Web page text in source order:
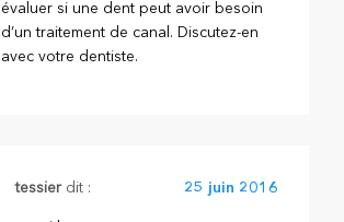
évaluer si une dent peut avoir besoin
d’un traitement de canal. Discutez-en
avec votre dentiste.
tessier dit : 25 juin 2016